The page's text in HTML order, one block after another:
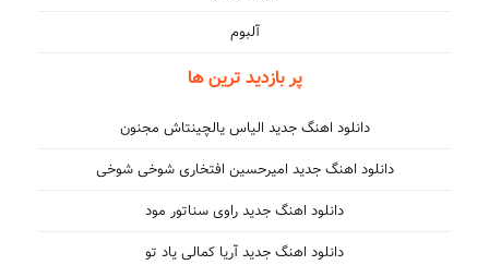
آلبوم
پر بازدید ترین ها
دانلود اهنگ جدید الیاس یالچینتاش مجنون
دانلود اهنگ جدید امیرحسین افتخاری شوخی شوخی
دانلود اهنگ جدید راوی سناتور مود
دانلود اهنگ جدید آریا کمالی یاد تو